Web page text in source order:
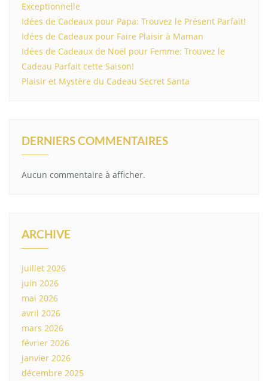
Exceptionnelle
Idées de Cadeaux pour Papa: Trouvez le Présent Parfait!
Idées de Cadeaux pour Faire Plaisir à Maman
Idées de Cadeaux de Noël pour Femme: Trouvez le
Cadeau Parfait cette Saison!
Plaisir et Mystère du Cadeau Secret Santa
DERNIERS COMMENTAIRES
Aucun commentaire à afficher.
ARCHIVE
juillet 2026
juin 2026
mai 2026
avril 2026
mars 2026
février 2026
janvier 2026
décembre 2025